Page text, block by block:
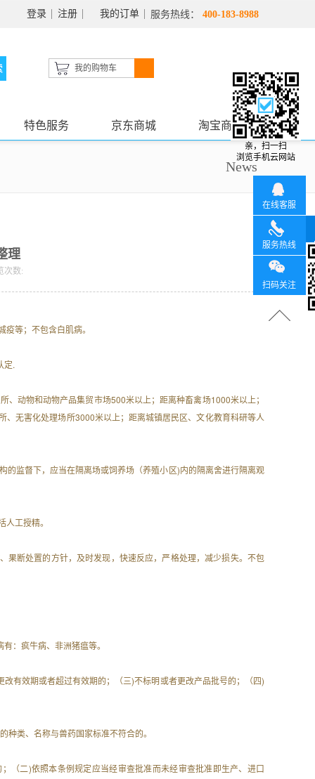
服务热线： 400-183-8988
我的订单
登录 注册
我的购物车
特色服务 京东商城 淘宝商城
News
理
次数:
等；不包含白肌病。
定.
动物和动物产品集贸市场500米以上；距离种畜禽场1000米以上；
无害化处理场所3000米以上；距离城镇居民区、文化教育科研等人
监督下，应当在隔离场或饲养场（养殖小区)内的隔离舍进行隔离观
工授精。
果断处置的方针，及时发现，快速反应，严格处理，减少损失。不包
：疯牛病、非洲猪瘟等。
有效期或者超过有效期的；（三)不标明或者更改产品批号的；（四)
类、名称与兽药国家标准不符合的。
（二)依照本条例规定应当经审查批准而未经审查批准即生产、进口
在线客服
服务热线
扫码关注
亲，扫一扫
浏览手机云网站